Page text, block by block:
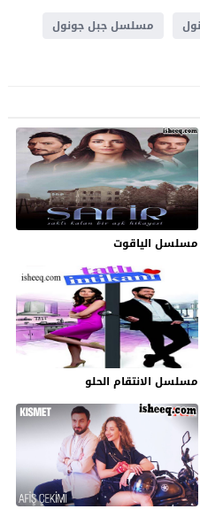
مسلسل جبل جونول
مسلسل الياقوت
مسلسل الانتقام الحلو